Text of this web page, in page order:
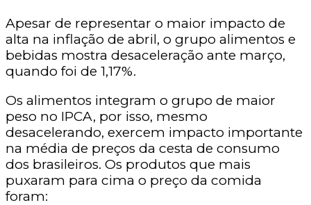
Apesar de representar o maior impacto de
alta na inflação de abril, o grupo alimentos e
bebidas mostra desaceleração ante março,
quando foi de 1,17%.
Os alimentos integram o grupo de maior
peso no IPCA, por isso, mesmo
desacelerando, exercem impacto importante
na média de preços da cesta de consumo
dos brasileiros. Os produtos que mais
puxaram para cima o preço da comida
foram: